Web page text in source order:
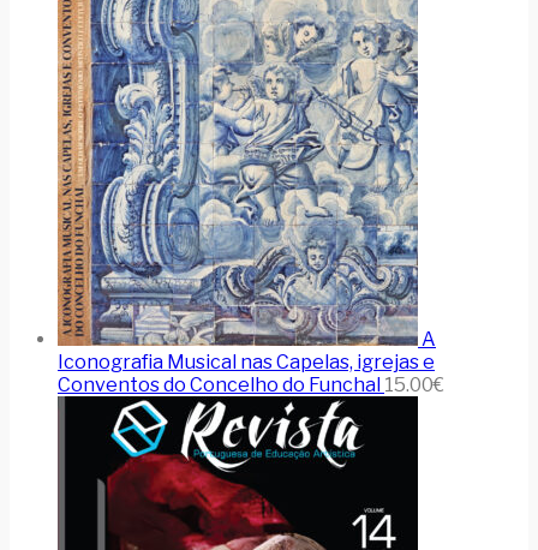
A
Iconografia Musical nas Capelas, igrejas e
Conventos do Concelho do Funchal 15.00€